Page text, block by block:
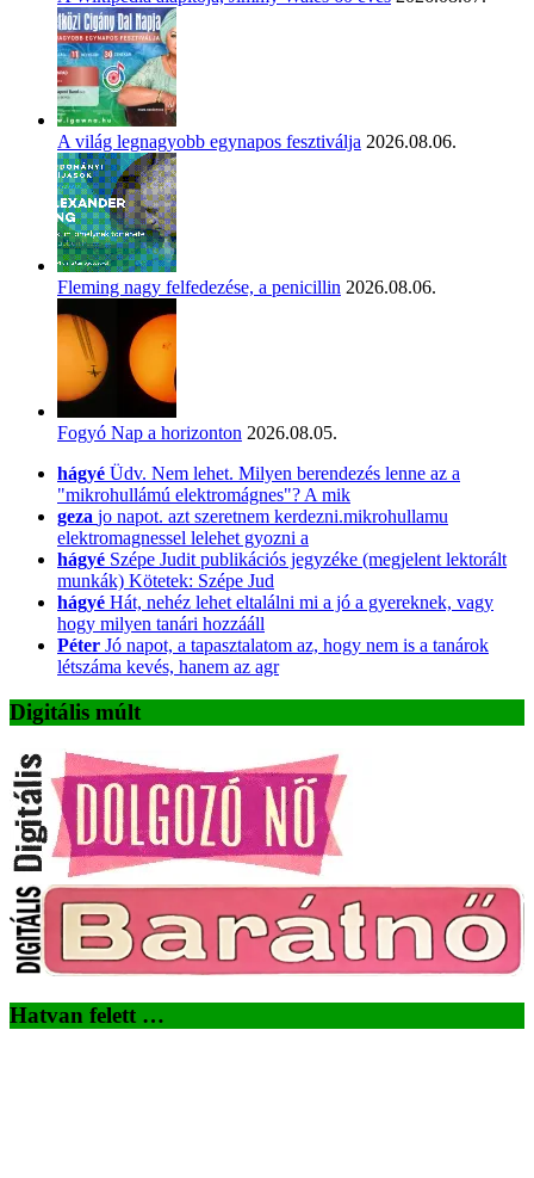
A világ legnagyobb egynapos fesztiválja 2026.08.06.
Fleming nagy felfedezése, a penicillin 2026.08.06.
Fogyó Nap a horizonton 2026.08.05.
hágyé Üdv. Nem lehet. Milyen berendezés lenne az a
"mikrohullámú elektromágnes"? A mik
geza jo napot. azt szeretnem kerdezni.mikrohullamu
elektromagnessel lelehet gyozni a
hágyé Szépe Judit publikációs jegyzéke (megjelent lektorált
munkák) Kötetek: Szépe Jud
hágyé Hát, nehéz lehet eltalálni mi a jó a gyereknek, vagy
hogy milyen tanári hozzááll
Péter Jó napot, a tapasztalatom az, hogy nem is a tanárok
létszáma kevés, hanem az agr
Digitális múlt
Hatvan felett …